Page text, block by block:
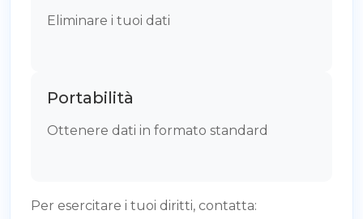
Eliminare i tuoi dati
Portabilità
Ottenere dati in formato standard
Per esercitare i tuoi diritti, contatta: